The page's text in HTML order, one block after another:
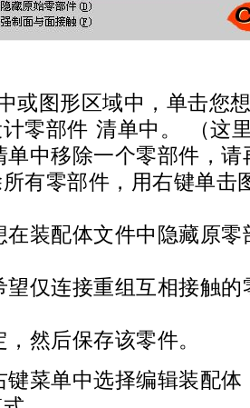
图形区域中，单击您
零部件 清单中。 （这
中移除一个零部件，请
有零部件，用右键单击
装配体文件中隐藏原零
仅连接重组互相接触的
然后保存该零件。
菜单中选择编辑装配体